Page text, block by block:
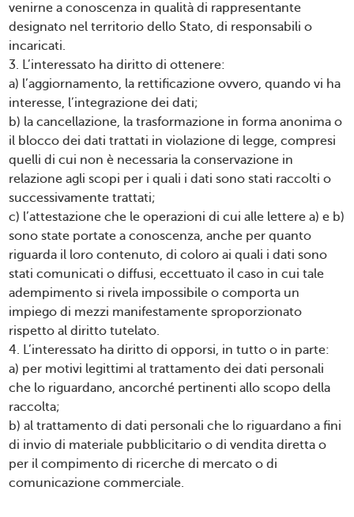
venirne a conoscenza in qualità di rappresentante
designato nel territorio dello Stato, di responsabili o
incaricati.
3. L’interessato ha diritto di ottenere:
a) l’aggiornamento, la rettificazione ovvero, quando vi ha
interesse, l’integrazione dei dati;
b) la cancellazione, la trasformazione in forma anonima o
il blocco dei dati trattati in violazione di legge, compresi
quelli di cui non è necessaria la conservazione in
relazione agli scopi per i quali i dati sono stati raccolti o
successivamente trattati;
c) l’attestazione che le operazioni di cui alle lettere a) e b)
sono state portate a conoscenza, anche per quanto
riguarda il loro contenuto, di coloro ai quali i dati sono
stati comunicati o diffusi, eccettuato il caso in cui tale
adempimento si rivela impossibile o comporta un
impiego di mezzi manifestamente sproporzionato
rispetto al diritto tutelato.
4. L’interessato ha diritto di opporsi, in tutto o in parte:
a) per motivi legittimi al trattamento dei dati personali
che lo riguardano, ancorché pertinenti allo scopo della
raccolta;
b) al trattamento di dati personali che lo riguardano a fini
di invio di materiale pubblicitario o di vendita diretta o
per il compimento di ricerche di mercato o di
comunicazione commerciale.